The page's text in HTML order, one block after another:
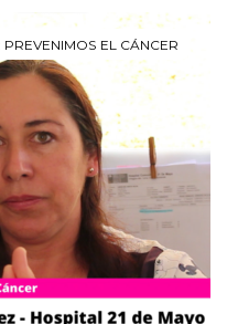
EL CÁNCER